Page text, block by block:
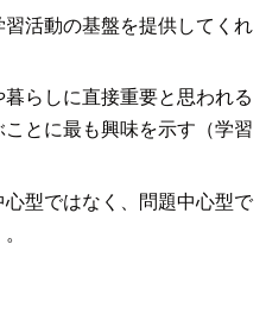
習活動の基盤を提供してくれ
らしに直接重要と思われる
とに最も興味を示す（学習
型ではなく、問題中心型で